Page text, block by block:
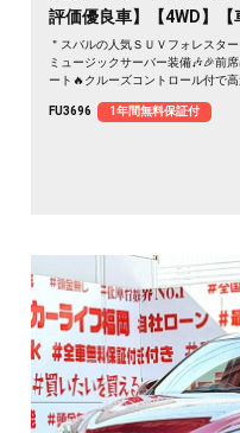
評価優良車】【4WD】【
＂スバルの人気ＳＵＶフォレスタ
ミュージックサーバー装備🎶🎉前
ート🔥クルーズコントロール付で
FU3696
1年間無料保証付